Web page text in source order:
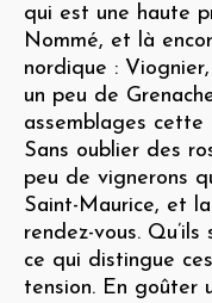
qui est une haute
Nommé, et là
nordique :
un peu de
assemblages cette
Sans oublier des
peu de vignerons
Saint-Maurice, et
rendez-vous.
ce qui distingue
tension. En goûter